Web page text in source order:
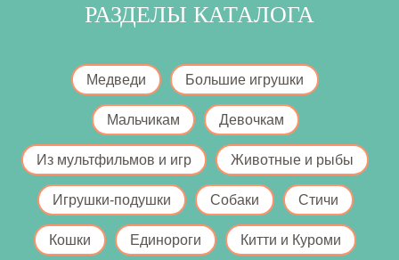
РАЗДЕЛЫ КАТАЛОГА
Медведи Большие игрушки
Мальчикам Девочкам
Из мультфильмов и игр Животные и рыбы
Игрушки-подушки Собаки Стичи
Кошки Единороги Китти и Куроми